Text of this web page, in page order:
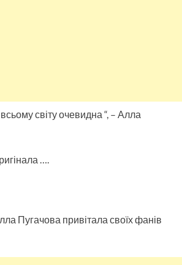
всьому світу очевидна “, – Алла
….
Пугачова привітала своїх фанів